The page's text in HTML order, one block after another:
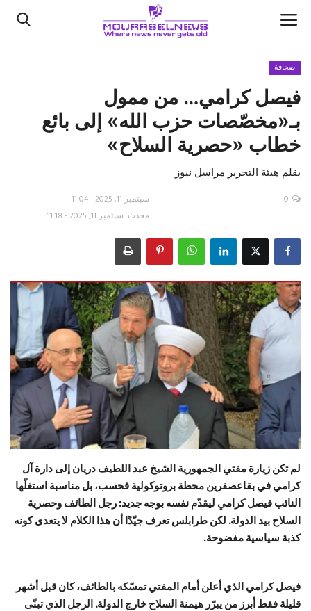
الأخبار
كتّابنا
السعودية
اقتصاد
علوم وتكنولوجيا
فيديو
حياة
صحافة
فيصل كرامي… من ممول
بـ«مخصّصات حزب الله» إلى بائع
خطاب «حصرية السلاح»
بقلم هيئة التحرير مراسل نيوز
سبتمبر 11, 2025 - 11:04
محدث: سبتمبر 11, 2025 - 11:18
0
لم تكن زيارة مفتي الجمهورية الشيخ عبد اللطيف دريان إلى دارة آل
كرامي في بقاعصفرين محطة بروتوكولية فحسب، بل مناسبة استغلّها
النائب فيصل كرامي ليقدّم نفسه بوجه جديد: رجل الطائف وحصرية
السلاح بيد الدولة. لكن طرابلس تعرف جيّدًا أن هذا الكلام لا يتعدى كونه
كذبة سياسية مفضوحة.
فيصل كرامي الذي أعلن أمام المفتي تمسّكه بالطائف، كان قبل أشهر
قليلة فقط أبرز من يبرّر هيمنة السلاح خارج الدولة. الرجل الذي تبنّى